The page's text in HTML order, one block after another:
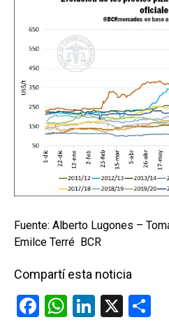
Fuente: Alberto Lugones –
Emilce Terré BCR
Compartí esta noticia
F
W Li
X